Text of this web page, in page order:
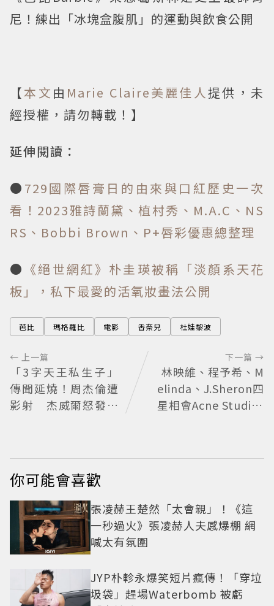
尼！練出「冰塊盒腹肌」的運動與飲食公開
【本文 由 Marie Claire美麗佳人提供，未
經授權，請勿轉載！】
延伸閱讀：
● 729國際唇膏日的由來與口紅歷史一次
看！2023雅詩蘭黛、植村秀、M.A.C、NS
RS、Bobbi Brown、P+唇彩優惠總整理
● 《絕世網紅》朴圭瑛被稱「淡顏系天花
板」，私下最愛的活氧妝畫法公開
芭比 瑪格羅比 電影 香奈兒 杜娃黎波
← 上一篇
「3字天王私生子」
傳聞延燒！周杰倫遭
影射 杰威爾怒發聲
下一篇 →
林映維、程予希、M
elinda、J.Sheron四
星相會Acne Studios
你可能會喜歡
張凌赫王楚然「太會親」！《這
一秒過火》張凌赫人夫感爆棚 網
喊太有氛圍
JYP朴軫永爆笑短片瘋傳！「穿垃
圾袋」趕場Waterbomb 被虧